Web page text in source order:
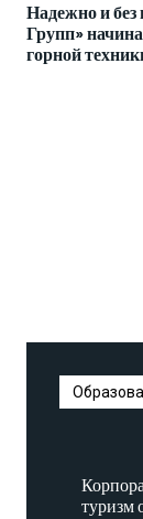
Надежно и
Групп»
горной
туризм